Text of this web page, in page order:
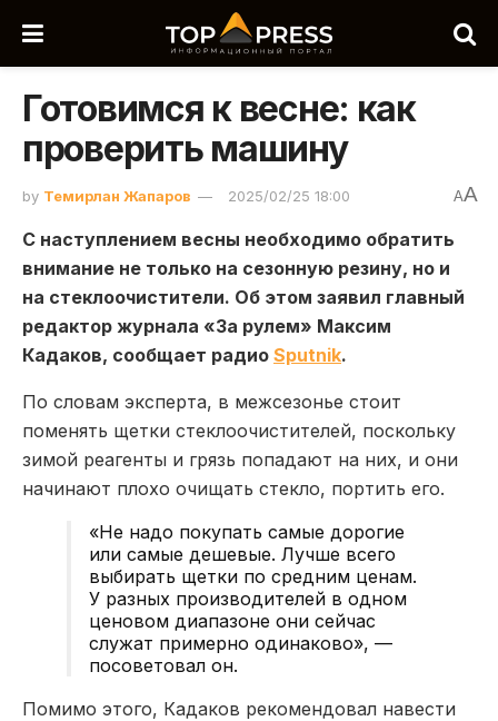
Готовимся к весне: как
проверить машину
by Темирлан Жапаров 2025/02/25 18:00 AA
С наступлением весны необходимо обратить
внимание не только на сезонную резину, но и
на стеклоочистители. Об этом заявил главный
редактор журнала «За рулем» Максим
Кадаков, сообщает радио Sputnik.
По словам эксперта, в межсезонье стоит
поменять щетки стеклоочистителей, поскольку
зимой реагенты и грязь попадают на них, и они
начинают плохо очищать стекло, портить его.
«Не надо покупать самые дорогие
или самые дешевые. Лучше всего
выбирать щетки по средним ценам.
У разных производителей в одном
ценовом диапазоне они сейчас
служат примерно одинаково», —
посоветовал он.
Помимо этого, Кадаков рекомендовал навести